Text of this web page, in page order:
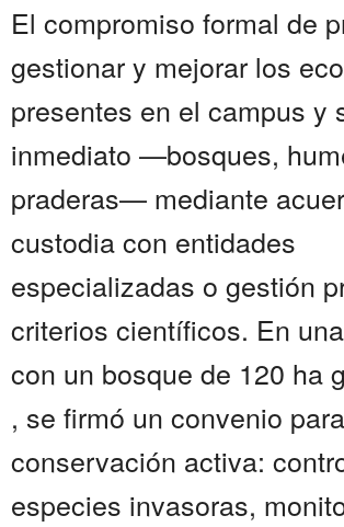
El compromiso formal de
gestionar y mejorar los
presentes en el campus y
inmediato —bosques,
praderas— mediante
custodia con entidades
especializadas o gestión
criterios científicos. En
con un bosque de 120 ha
, se firmó un convenio
conservación activa:
especies invasoras,